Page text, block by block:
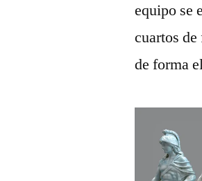
equipo se
cuartos
de forma